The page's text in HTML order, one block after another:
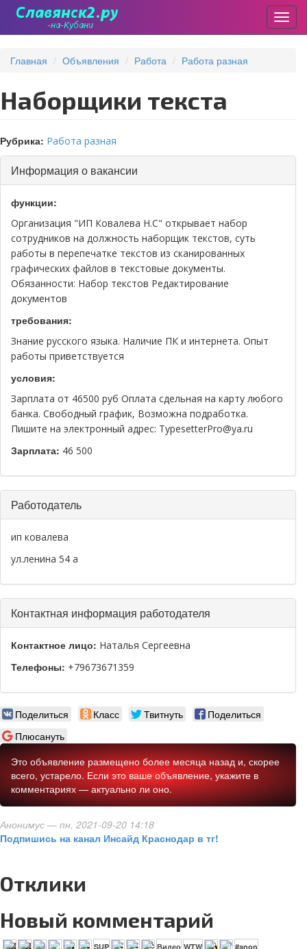
основному
Главная Объявления Работа Работа разная
Наборщики текста
Рубрика: Работа разная
Скрыть
Информация о вакансии
функции:
Организация "ИП Ковалева Н.С" открывает набор
сотрудников на должность наборщик текстов, суть
работы в перепечатке текстов из сканированных
графических файлов в текстовые документы.
Обязанности: Набор текстов Редактирование
документов
требования:
Знание русского языка. Наличие ПК и интернета. Опыт
работы приветствуется
условия:
Зарплата от 46500 руб Оплата сдельная на карту любого
банка. Свободный график, Возможна подработка.
Пишите на электронный адрес: TypesetterPro@ya.ru
Зарплата: 46 500
Скрыть
Работодатель
ип ковалева
ул.ленина 54 а
Скрыть
Контактная информация работодателя
Контактное лицо: Наталья Сергеевна
Телефоны: +79673671359
Поделиться Класс Твитнуть
Поделиться
Плюсануть
Это объявление размещено более месяца назад и, скорее
всего, устарело. Если это ваше объявление, укажите в
комментариях — актуально ли оно.
Анонимус — пн, 2021-09-20 14:18
Подпишись на канал Инсайд Краснодар в тг!
Отклики
Новый комментарий